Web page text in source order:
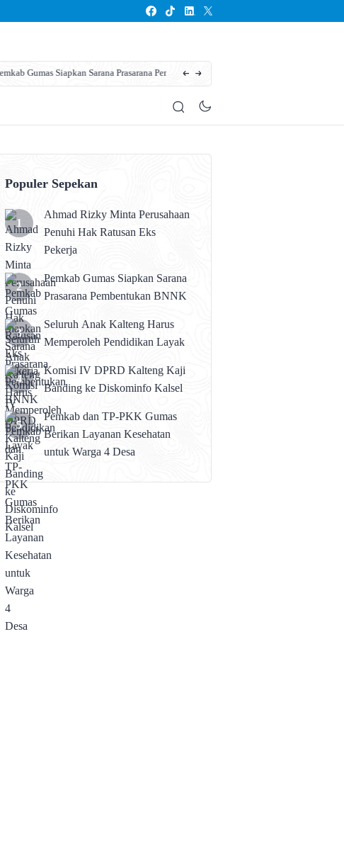
BNNK Seluruh Anak Kalteng Harus
Populer Sepekan
Ahmad Rizky Minta Perusahaan
Penuhi Hak Ratusan Eks
Pekerja
Pemkab Gumas Siapkan Sarana
Prasarana Pembentukan BNNK
Seluruh Anak Kalteng Harus
Memperoleh Pendidikan Layak
Komisi IV DPRD Kalteng Kaji
Banding ke Diskominfo Kalsel
Pemkab dan TP-PKK Gumas
Berikan Layanan Kesehatan
untuk Warga 4 Desa